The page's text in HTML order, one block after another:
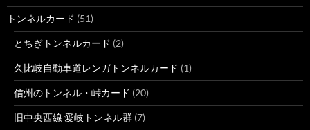
トンネルカード (51)
とちぎトンネルカード (2)
久比岐自動車道レンガトンネルカード (1)
信州のトンネル・峠カード (20)
旧中央西線 愛岐トンネル群 (7)